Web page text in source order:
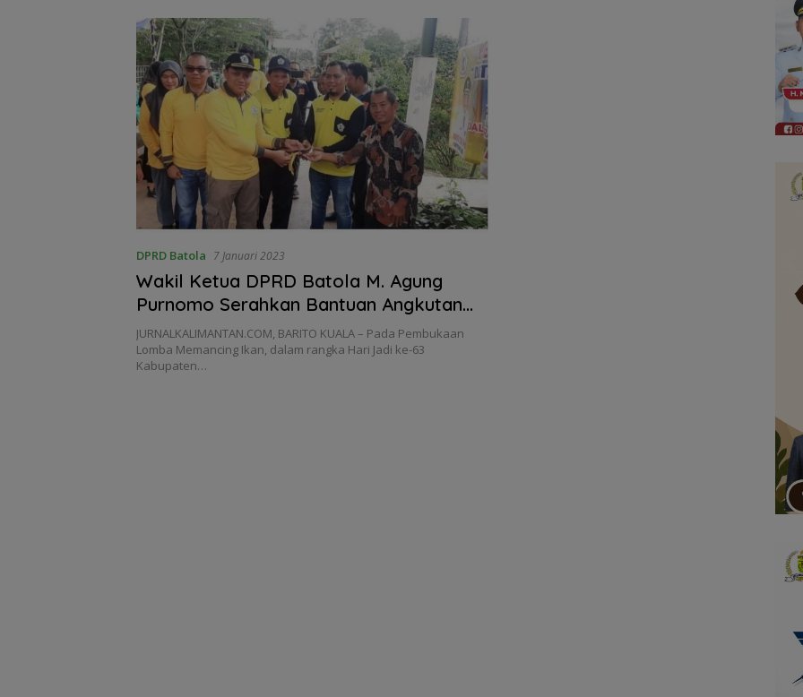
DPRD Batola 7 Januari 2023
Wakil Ketua DPRD Batola M. Agung
Purnomo Serahkan Bantuan Angkutan
Sampah
JURNALKALIMANTAN.COM, BARITO KUALA – Pada Pembukaan
Lomba Memancing Ikan, dalam rangka Hari Jadi ke-63
Kabupaten…